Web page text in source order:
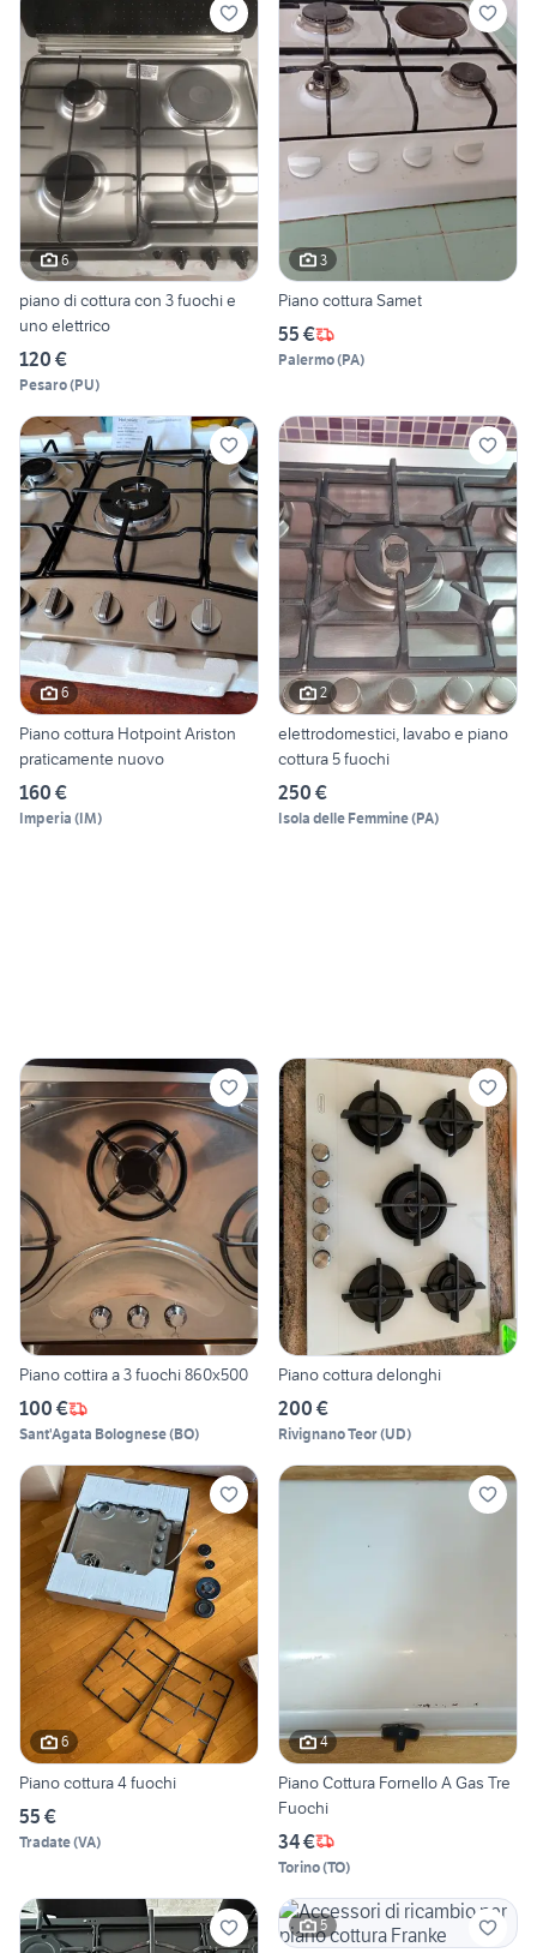
6
piano di cottura con 3 fuochi e
uno elettrico
120 €
Pesaro(PU)
3
Piano cottura Samet
55 €
Palermo(PA)
6
Piano cottura Hotpoint Ariston
praticamente nuovo
160 €
Imperia (IM)
2
elettrodomestici, lavabo e piano
cottura 5 fuochi
250 €
Isola delle Femmine(PA)
Piano cottira a 3 fuochi 860x500
100 €
Sant'Agata Bolognese(BO)
Piano cottura delonghi
200 €
Rivignano Teor(UD)
6
Piano cottura 4 fuochi
55 €
Tradate(VA)
4
Piano Cottura Fornello A Gas Tre
Fuochi
34 €
Torino(TO)
5